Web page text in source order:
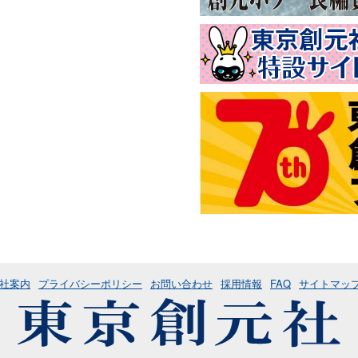
案内 プライバシーポリシー お問い合わせ 採用情報 FAQ サイトマッ